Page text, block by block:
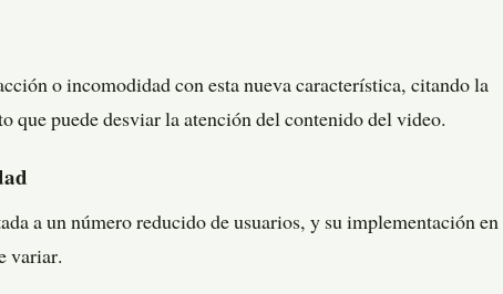
o incomodidad con esta nueva característica, citando la
que puede desviar la atención del contenido del video.
a un número reducido de usuarios, y su implementación en
variar​​.